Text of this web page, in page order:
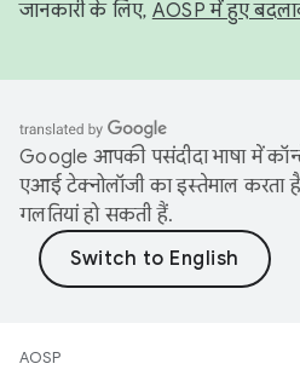
जानकारी के लिए, AOSP में हुए
Google आपकी पसंदीदा भाषा में
एआई टेक्नोलॉजी का इस्तेमाल करता
गलतियां हो सकती हैं.
AOSP